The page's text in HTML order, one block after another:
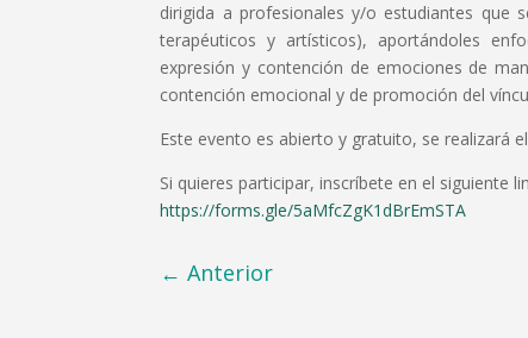
dirigida a profesionales y/o estudiantes que
terapéuticos y artísticos), aportándoles
expresión y contención de emociones de
contención emocional y de promoción del
Este evento es abierto y gratuito, se realizará
Si quieres participar, inscríbete en el siguiente
https://forms.gle/5aMfcZgK1dBrEmSTA
←Anterior